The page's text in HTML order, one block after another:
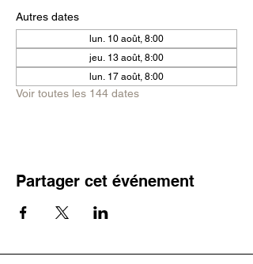
Autres dates
lun. 10 août, 8:00
jeu. 13 août, 8:00
lun. 17 août, 8:00
Voir toutes les 144 dates
Partager cet événement